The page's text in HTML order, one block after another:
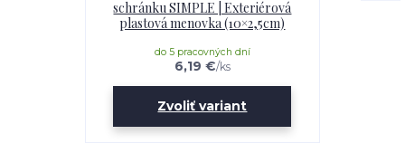
schránku SIMPLE | Exteriérová
plastová menovka (10×2,5cm)
6,19 €/ks
do 5 pracovných dní
Zvoliť variant